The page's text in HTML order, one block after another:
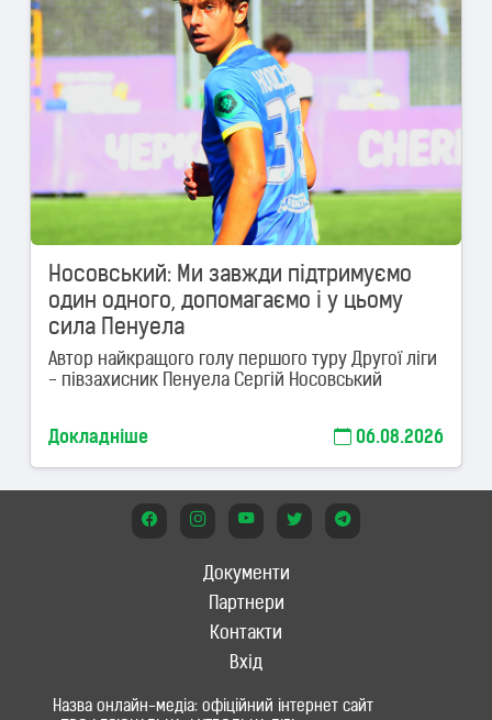
Носовський: Ми завжди підтримуємо
один одного, допомагаємо і у цьому
сила Пенуела
Автор найкращого голу першого туру Другої ліги
- півзахисник Пенуела Сергій Носовський
Докладніше 06.08.2026
Документи
Партнери
Контакти
Вхід
Назва онлайн-медіа: офіційний інтернет сайт